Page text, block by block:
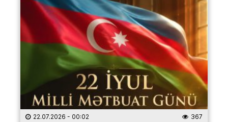
22.07.2026 - 00:02 367